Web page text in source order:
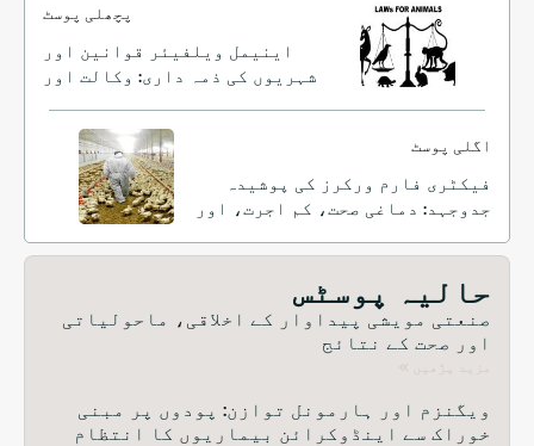
پچھلی پوسٹ
اینیمل ویلفیئر قوانین اور
شہریوں کی ذمہ داری: وکالت اور
حفاظت
اگلی پوسٹ
فیکٹری فارم ورکرز کی پوشیدہ
جدوجہد: دماغی صحت، کم اجرت، اور
حالیہ پوسٹس
صنعتی مویشی پیداوار کے اخلاقی، ماحولیاتی
اور صحت کے نتائج
ویگنزم اور ہارمونل توازن: پودوں پر مبنی
خوراک سے اینڈوکرائن بیماریوں کا انتظام